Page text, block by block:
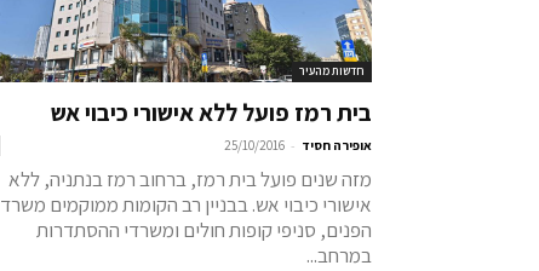
חדשות מהעיר
בית רמז פועל ללא אישורי כיבוי אש
אופירה חסיד -
25/10/2016
מזה שנים פועל בית רמז, ברחוב רמז בנתניה, ללא
אישורי כיבוי אש. בבניין רב הקומות ממוקמים משרד
הפנים, סניפי קופות חולים ומשרדי ההסתדרות
במרחב...